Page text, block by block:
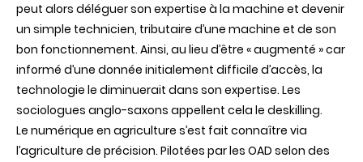
peut alors déléguer son expertise à la machine et devenir
un simple technicien, tributaire d’une machine et de son
bon fonctionnement. Ainsi, au lieu d’être « augmenté » car
informé d’une donnée initialement difficile d’accès, la
technologie le diminuerait dans son expertise. Les
sociologues anglo-saxons appellent cela le deskilling.
Le numérique en agriculture s’est fait connaître via
l’agriculture de précision. Pilotées par les OAD selon des